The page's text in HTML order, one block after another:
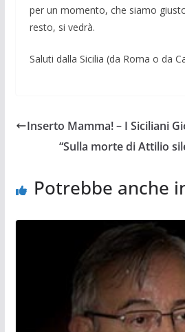
per un momento, che siamo
resto, si vedrà.
Saluti dalla Sicilia (da Roma o da
Inserto Mamma! – I Siciliani
“Sulla morte di Attilio
Potrebbe anche